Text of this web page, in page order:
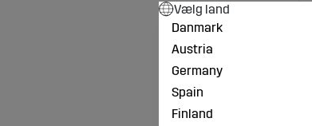
Vælg land
Danmark
Austria
Germany
Spain
Finland